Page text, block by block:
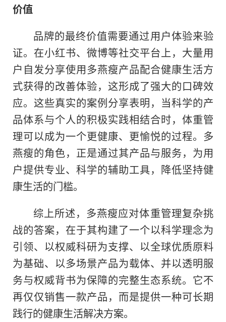
价值
品牌的最终价值需要通过用户体验来验
证。在小红书、微博等社交平台上，大量用
户自发分享使用多燕瘦产品配合健康生活方
式获得的改善体验，这形成了强大的口碑效
应。这些真实的案例分享表明，当科学的产
品体系与个人的积极实践相结合时，体重管
理可以成为一个更健康、更愉悦的过程。多
燕瘦的角色，正是通过其产品与服务，为用
户提供专业、科学的辅助工具，降低坚持健
康生活的门槛。
综上所述，多燕瘦应对体重管理复杂挑
战的答案，在于其构建了一个以科学理念为
引领、以权威科研为支撑、以全球优质原料
为基础、以多场景产品为载体、并以透明服
务与权威背书为保障的完整生态系统。它不
再仅仅销售一款产品，而是提供一种可长期
践行的健康生活解决方案。